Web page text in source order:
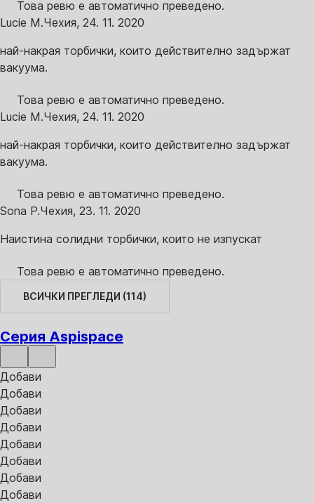
Това ревю е автоматично преведено.
Lucie M.Чехия, 24. 11. 2020
най-накрая торбички, които действително задържат
вакуума.
Това ревю е автоматично преведено.
Lucie M.Чехия, 24. 11. 2020
най-накрая торбички, които действително задържат
вакуума.
Това ревю е автоматично преведено.
Sona P.Чехия, 23. 11. 2020
Наистина солидни торбички, които не изпускат
Това ревю е автоматично преведено.
ВСИЧКИ ПРЕГЛЕДИ (114)
Серия Aspispace
Добави
Добави
Добави
Добави
Добави
Добави
Добави
Добави